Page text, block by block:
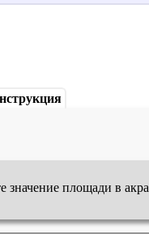
значение площади в